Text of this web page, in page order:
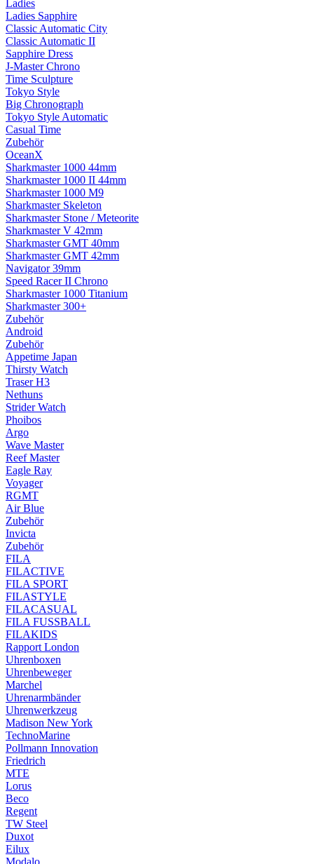
Ladies
Ladies Sapphire
Classic Automatic City
Classic Automatic II
Sapphire Dress
J-Master Chrono
Time Sculpture
Tokyo Style
Big Chronograph
Tokyo Style Automatic
Casual Time
Zubehör
OceanX
Sharkmaster 1000 44mm
Sharkmaster 1000 II 44mm
Sharkmaster 1000 M9
Sharkmaster Skeleton
Sharkmaster Stone / Meteorite
Sharkmaster V 42mm
Sharkmaster GMT 40mm
Sharkmaster GMT 42mm
Navigator 39mm
Speed Racer II Chrono
Sharkmaster 1000 Titanium
Sharkmaster 300+
Zubehör
Android
Zubehör
Appetime Japan
Thirsty Watch
Traser H3
Nethuns
Strider Watch
Phoibos
Argo
Wave Master
Reef Master
Eagle Ray
Voyager
RGMT
Air Blue
Zubehör
Invicta
Zubehör
FILA
FILACTIVE
FILA SPORT
FILASTYLE
FILACASUAL
FILA FUSSBALL
FILAKIDS
Rapport London
Uhrenboxen
Uhrenbeweger
Marchel
Uhrenarmbänder
Uhrenwerkzeug
Madison New York
TechnoMarine
Pollmann Innovation
Friedrich
MTE
Lorus
Beco
Regent
TW Steel
Duxot
Eilux
Modalo